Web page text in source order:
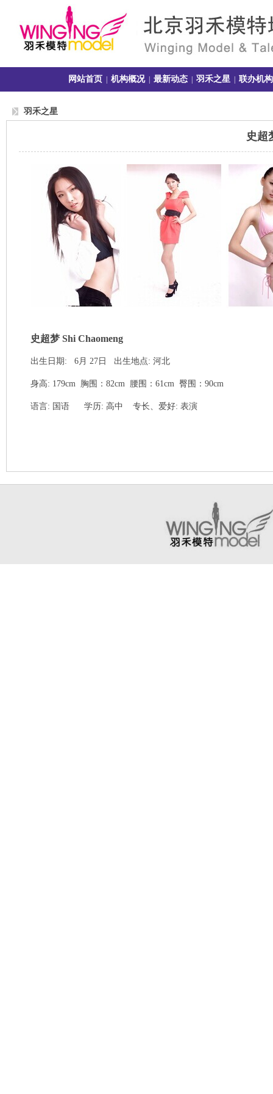
网站首页 机构概况| 最新动态 羽禾之星 联办机构
羽禾之星
史超
史超梦 Shi Chaomeng
出生日期 : 6月 27日 出生地点: 河北
身高: 179cm 胸围：82cm 腰围：61cm臀围：90cm
语言: 国语学历: 高中专长、爱好: 表演